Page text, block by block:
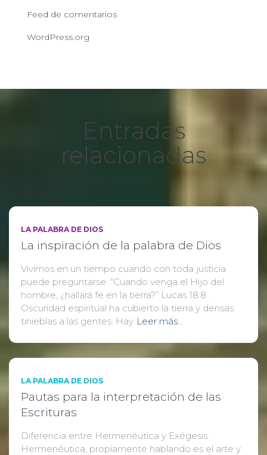
Feed de comentarios
WordPress.org
Entradas
relacionadas
LA PALABRA DE DIOS
La inspiración de la palabra de Dios
Vivimos en un tiempo cuando con toda justicia
puede preguntarse: “Cuando venga el Hijo del
hombre, ¿hallará fe en la tierra?” Lucas 18:8 .
Oscuridad espiritual ha cubierto la tierra y densas
tinieblas a las gentes. Hay Leer más…
LA PALABRA DE DIOS
Pautas para la interpretación de las
Escrituras
Diferencia entre Hermenéutica y Exégesis.
Hermenéutica, propiamente hablando es el arte y